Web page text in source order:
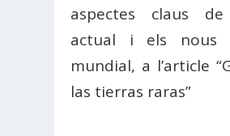
aspectes claus
actual i els nous
mundial, a l’article
las tierras raras”